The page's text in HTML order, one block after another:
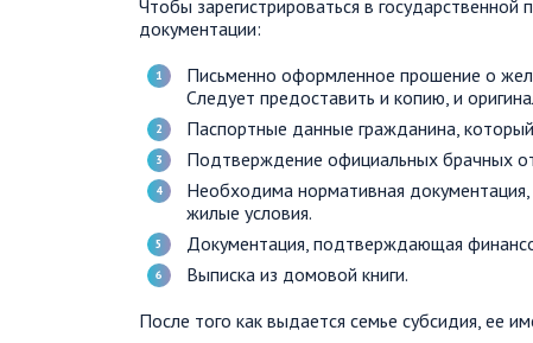
Чтобы зарегистрироваться в
документации:
Письменно оформленное прошение о
Следует предоставить и копию, и
Паспортные данные гражданина,
Подтверждение официальных брачных
Необходима нормативная
жилые условия.
Документация, подтверждающая
Выписка из домовой книги.
После того как выдается семье субсидия, ее